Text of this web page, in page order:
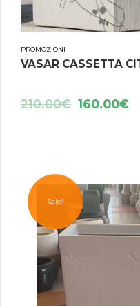
PROMOZIONI
VASAR CASSETTA
210.00€ 160.00€
Sale!